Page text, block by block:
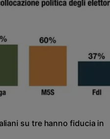
su tre hanno fiducia in